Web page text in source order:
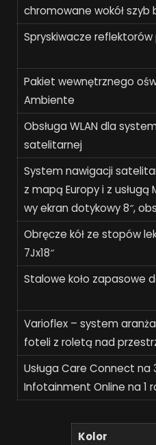
chromowane wokół szyb
Spryskiwacze reflektorów
Pakiet wewnętrznego
Ambiente
Obsługa WLAN dla
satelitarnej
System nawigacji
z mapą Europy i z usługą
wy ekran dotykowy 8″,
Obręcze kół ze stopów
7Jx18″
Stalowe koło zapasowe
Varioflex – system
foteli z roletą nad
Usługa Care Connect na
Infotainment Online na 1
Kolor